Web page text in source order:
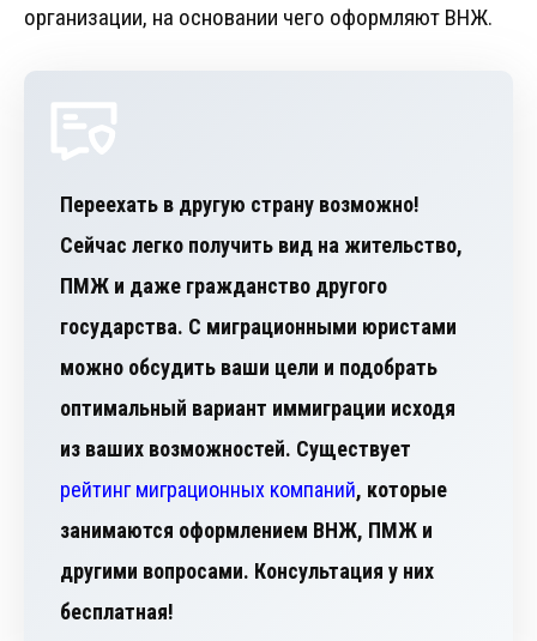
организации, на основании чего оформляют ВНЖ.
Переехать в другую страну возможно!
Сейчас легко получить вид на жительство,
ПМЖ и даже гражданство другого
государства. С миграционными юристами
можно обсудить ваши цели и подобрать
оптимальный вариант иммиграции исходя
из ваших возможностей. Существует
рейтинг миграционных компаний, которые
занимаются оформлением ВНЖ, ПМЖ и
другими вопросами. Консультация у них
бесплатная!